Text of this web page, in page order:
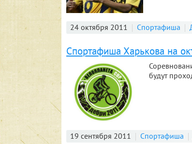
24 октября 2011 Спортафиша
Спортафиша Харькова на
будут
19 сентября 2011 Спортафиша